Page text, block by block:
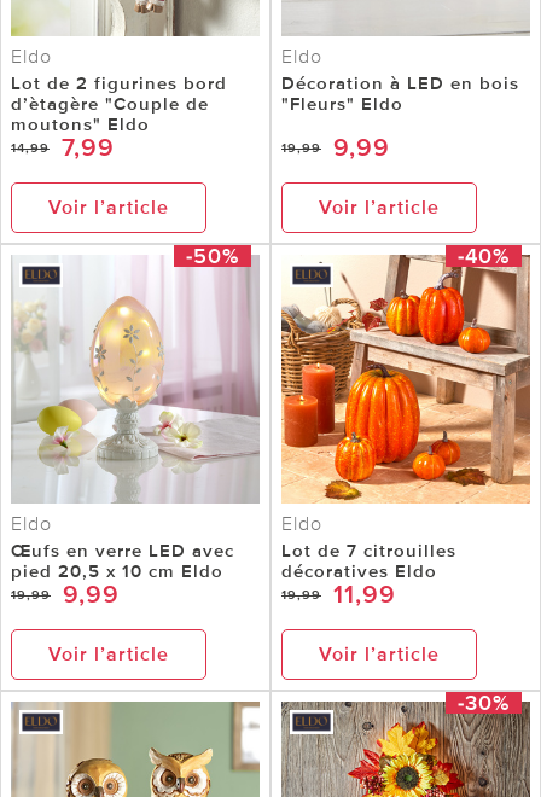
Eldo
Lot de 2 figurines bord
d’ètagère "Couple de
moutons" Eldo
14,99 7,99
Voir l’article
Eldo
Décoration à LED en bois
"Fleurs" Eldo
19,99 9,99
Voir l’article
-50%
Eldo
Œufs en verre LED avec
pied 20,5 x 10 cm Eldo
19,99 9,99
Voir l’article
-40%
Eldo
Lot de 7 citrouilles
décoratives Eldo
19,99 11,99
Voir l’article
-30%